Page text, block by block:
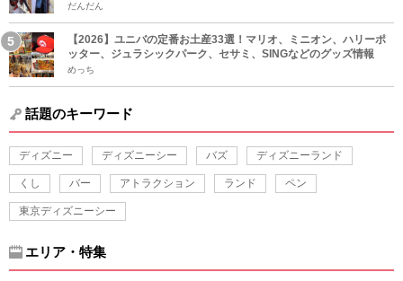
だんだん
【2026】ユニバの定番お土産33選！マリオ、ミニオン、ハリーポ
ッター、ジュラシックパーク、セサミ、SINGなどのグッズ情報
めっち
話題のキーワード
ディズニー ディズニーシー バズ ディズニーランド
くし バー アトラクション ランド ペン
東京ディズニーシー
エリア・特集